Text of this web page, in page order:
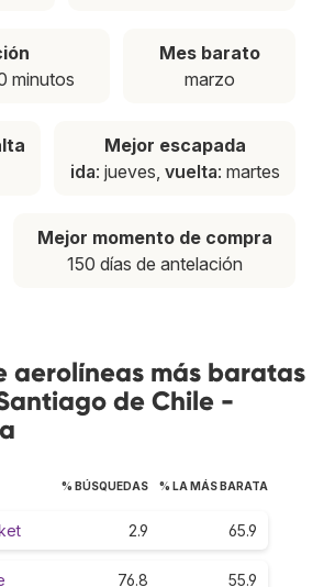
minutos
Mes barato
marzo
Mejor escapada
ida: jueves, vuelta: martes
Mejor momento de compra
150 días de antelación
aerolíneas más baratas
de Chile -
% BÚSQUEDAS % LA MÁS BARATA
2.9 65.9
76.8 55.9